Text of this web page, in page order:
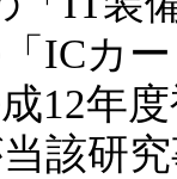
ICカ
12年
該研